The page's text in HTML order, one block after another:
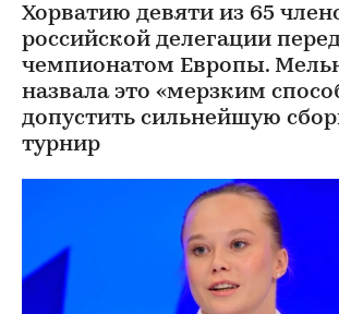
Хорватию девяти из 65
российской делегации
чемпионатом Европы.
назвала это «мерзким
допустить сильнейшую
турнир